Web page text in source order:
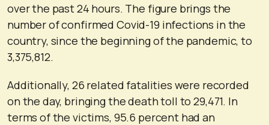
over the past 24 hours. The figure brings the
number of confirmed Covid-19 infections in the
country, since the beginning of the pandemic, to
3,375,812.
Additionally, 26 related fatalities were recorded
on the day, bringing the death toll to 29,471. In
terms of the victims, 95.6 percent had an